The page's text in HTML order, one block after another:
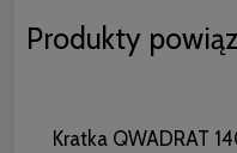
Produkty
Kratka QWADRAT